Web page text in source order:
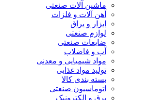
ماشین آلات صنعتی
آهن آلات و فلزات
ابزار و یراق
لوازم صنعتی
ضایعات صنعتی
آب و فاضلاب
مواد شیمیایی و معدنی
تولید مواد غذایی
بسته بندی کالا
اتوماسیون صنعتی
برق و الکترونیک